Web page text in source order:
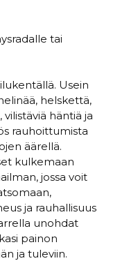
tai
Usein
helskettä,
vilistäviä häntiä ja
rauhoittumista
äärellä.
kulkemaan
jossa voit
ja rauhallisuus
unohdat
painon
ja tuleviin.